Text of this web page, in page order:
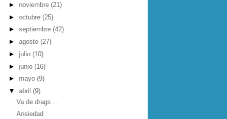
► noviembre (21)
► octubre (25)
► septiembre (42)
► agosto (27)
► julio (10)
► junio (16)
► mayo (9)
▼ abril (9)
Va de drags…
Ansiedad